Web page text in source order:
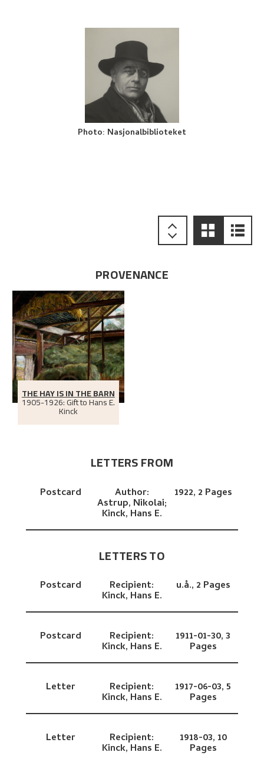
Photo: Nasjonalbiblioteket
PROVENANCE
THE HAY IS IN THE BARN
1905-1926: Gift to Hans E.
Kinck
LETTERS FROM
Postcard Author:
Astrup, Nikolai;
Kinck, Hans E.
1922, 2 Pages
LETTERS TO
Postcard Recipient:
Kinck, Hans E.
u.å., 2 Pages
Postcard Recipient:
Kinck, Hans E.
1911-01-30,3
Pages
Letter Recipient:
Kinck, Hans E.
1917-06-03,5
Pages
Letter Recipient:
Kinck, Hans E.
1918-03,10
Pages